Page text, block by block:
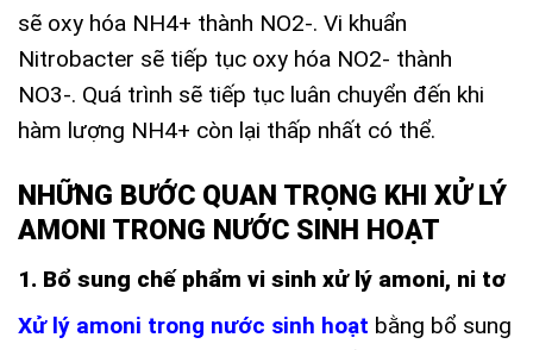
sẽ oxy hóa NH4+ thành NO2-. Vi khuẩn
Nitrobacter sẽ tiếp tục oxy hóa NO2- thành
NO3-. Quá trình sẽ tiếp tục luân chuyển đến khi
hàm lượng NH4+ còn lại thấp nhất có thể.
NHỮNG BƯỚC QUAN TRỌNG KHI XỬ LÝ
AMONI TRONG NƯỚC SINH HOẠT
1. Bổ sung chế phẩm vi sinh xử lý amoni, ni tơ
Xử lý amoni trong nước sinh hoạt bằng bổ sung